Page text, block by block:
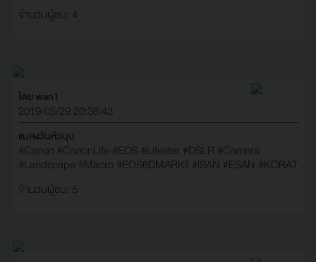
จำนวนผู้ชม: 4
โดย wan1
2019/05/29 20:38:43
แมลงวันหัวบุบ
#Canon #CanonLife #EOS #Lifester #DSLR #Camera
#Landscape #Macro #EOS6DMARKII #ISAN #ESAN #KORAT
จำนวนผู้ชม: 5